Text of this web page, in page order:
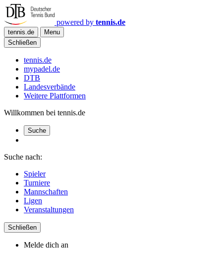
powered by tennis.de
tennis.de
Menu
Schließen
tennis.de
mypadel.de
DTB
Landesverbände
Weitere Plattformen
Willkommen bei tennis.de
Suche
Suche nach:
Spieler
Turniere
Mannschaften
Ligen
Veranstaltungen
Schließen
Melde dich an